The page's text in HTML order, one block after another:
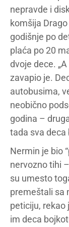
nepravde i
komšija
godišnje po
plaća po 20
dvoje dece.
zavapio je.
autobusima,
neobično
godina –
tada sva deca
Nermin je bio
nervozno tihi
su umesto
premeštali sa
peticiju, rekao
im deca